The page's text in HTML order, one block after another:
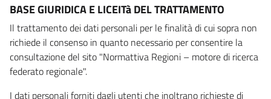
BASE GIURIDICA E LICEITà DEL TRATTAMENTO
Il trattamento dei dati personali per le finalità di cui sopra non
richiede il consenso in quanto necessario per consentire la
consultazione del sito "Normattiva Regioni – motore di ricerca
federato regionale".
I dati personali forniti dagli utenti che inoltrano richieste di